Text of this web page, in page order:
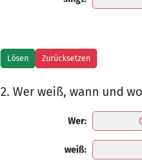
2. Wer weiß, wann und
Wer:
weiß: